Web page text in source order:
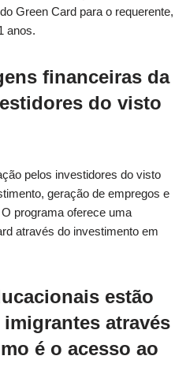
Green Card para o requerente,
anos.
financeiras da
do visto
pelos investidores do visto
geração de empregos e
programa oferece uma
através do investimento em
estão
através
é o acesso ao